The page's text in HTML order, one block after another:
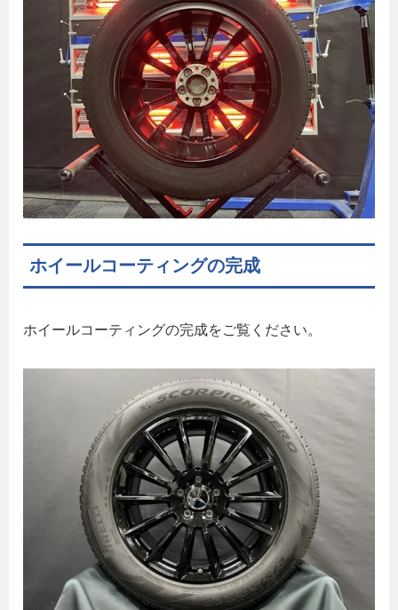
ホイールコーティングの完成
ホイールコーティングの完成をご覧ください。